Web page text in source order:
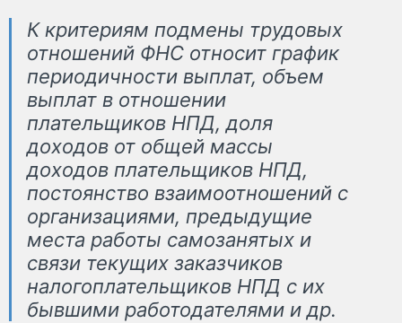
К критериям подмены трудовых
отношений ФНС относит график
периодичности выплат, объем
выплат в отношении
плательщиков НПД, доля
доходов от общей массы
доходов плательщиков НПД,
постоянство взаимоотношений с
организациями, предыдущие
места работы самозанятых и
связи текущих заказчиков
налогоплательщиков НПД с их
бывшими работодателями и др.